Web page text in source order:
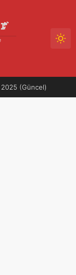
2025 (Güncel)